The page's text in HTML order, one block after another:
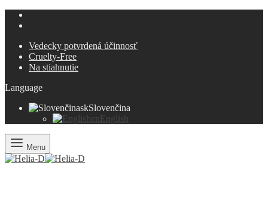
Vedecky potvrdená účinnosť
Cruelty-Free
Na stiahnutie
Language
skSlovenčina
enEnglish
Menu